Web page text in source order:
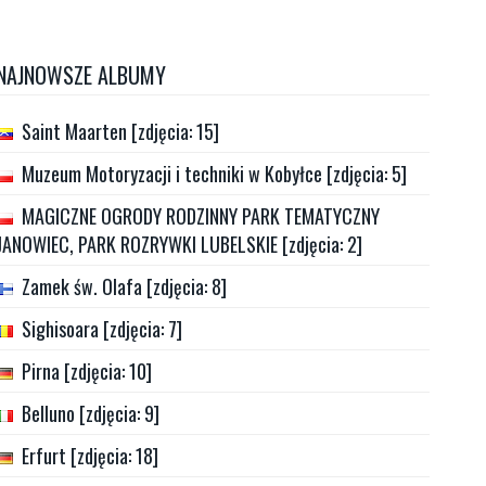
ALBUMY
Saint Maarten [zdjęcia: 15]
Muzeum Motoryzacji i techniki w Kobyłce [zdjęcia: 5]
MAGICZNE OGRODY RODZINNY PARK TEMATYCZNY
PARK ROZRYWKI LUBELSKIE [zdjęcia: 2]
Zamek św. Olafa [zdjęcia: 8]
Sighisoara [zdjęcia: 7]
Pirna [zdjęcia: 10]
Belluno [zdjęcia: 9]
Erfurt [zdjęcia: 18]